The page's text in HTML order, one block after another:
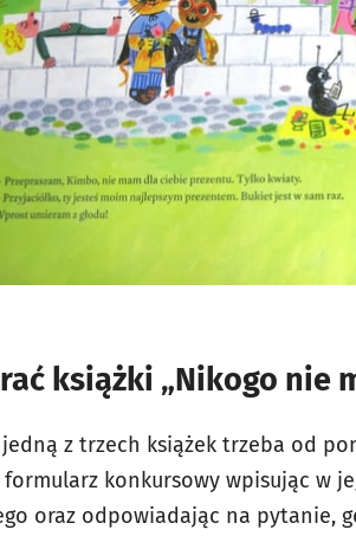
książki „Nikogo nie
z trzech książek trzeba od
formularz konkursowy wpisując w
oraz odpowiadając na pytanie,